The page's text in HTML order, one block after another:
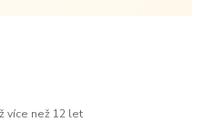
více než 12 let